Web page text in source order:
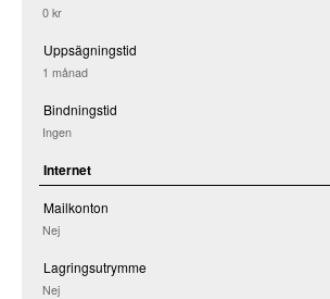
0 kr
Uppsägningstid
1 månad
Bindningstid
Ingen
Internet
Mailkonton
Nej
Lagringsutrymme
Nej